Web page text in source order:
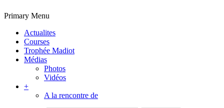
Primary Menu
Actualites
Courses
Trophée Madiot
Médias
Photos
Vidéos
+
A la rencontre de